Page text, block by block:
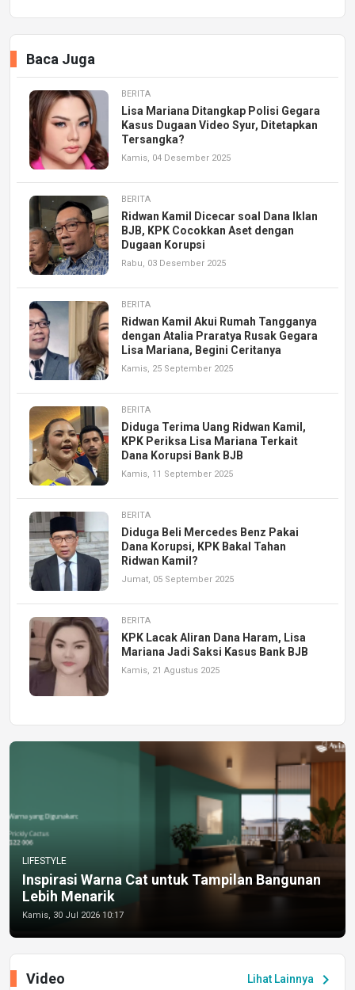
Baca Juga
BERITA
Lisa Mariana Ditangkap Polisi Gegara
Kasus Dugaan Video Syur, Ditetapkan
Tersangka?
Kamis, 04 Desember 2025
BERITA
Ridwan Kamil Dicecar soal Dana Iklan
BJB, KPK Cocokkan Aset dengan
Dugaan Korupsi
Rabu, 03 Desember 2025
BERITA
Ridwan Kamil Akui Rumah Tangganya
dengan Atalia Praratya Rusak Gegara
Lisa Mariana, Begini Ceritanya
Kamis, 25 September 2025
BERITA
Diduga Terima Uang Ridwan Kamil,
KPK Periksa Lisa Mariana Terkait
Dana Korupsi Bank BJB
Kamis, 11 September 2025
BERITA
Diduga Beli Mercedes Benz Pakai
Dana Korupsi, KPK Bakal Tahan
Ridwan Kamil?
Jumat, 05 September 2025
BERITA
KPK Lacak Aliran Dana Haram, Lisa
Mariana Jadi Saksi Kasus Bank BJB
Kamis, 21 Agustus 2025
LIFESTYLE
Inspirasi Warna Cat untuk Tampilan Bangunan
Lebih Menarik
Kamis, 30 Jul 2026 10:17
Lihat Lainnya chevron_right
Video